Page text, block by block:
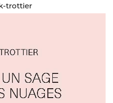
trottier